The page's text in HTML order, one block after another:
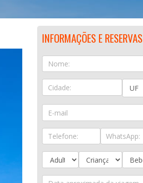
INFORMAÇÕES E RESERVAS